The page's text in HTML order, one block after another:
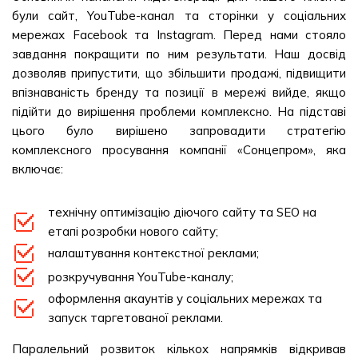
були сайт, YouTube-канал та сторінки у соціальних
мережах Facebook та Instagram. Перед нами стояло
завдання покращити по ним результати. Наш досвід
дозволяв припустити, що збільшити продажі, підвищити
впізнаваність бренду та позиції в мережі вийде, якщо
підійти до вирішення проблеми комплексно. На підставі
цього було вирішено запровадити стратегію
комплексного просування компанії «Сонцепром», яка
включає:
технічну оптимізацію діючого сайту та SEO на
етапі розробки нового сайту;
налаштування контекстної реклами;
розкручування YouTube-каналу;
оформлення акаунтів у соціальних мережах та
запуск таргетованої реклами.
Паралельний розвиток кількох напрямків відкривав